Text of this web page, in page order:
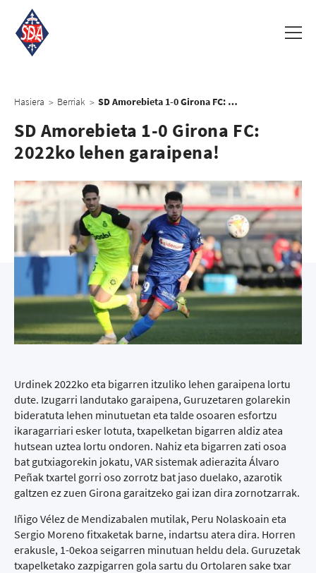
Hasiera > Berriak > SD Amorebieta 1-0 Girona FC: 2022ko lehen garaipena!
SD Amorebieta 1-0 Girona FC:
2022ko lehen garaipena!
Urdinek 2022ko eta bigarren itzuliko lehen garaipena lortu
dute. Izugarri landutako garaipena, Guruzetaren golarekin
bideratuta lehen minutuetan eta talde osoaren esfortzu
ikaragarriari esker lotuta, txapelketan bigarren aldiz atea
hutsean uztea lortu ondoren. Nahiz eta bigarren zati osoa
bat gutxiagorekin jokatu, VAR sistemak adierazita Álvaro
Peñak txartel gorri oso zorrotz bat jaso duelako, azarotik
galtzen ez zuen Girona garaitzeko gai izan dira zornotzarrak.
Iñigo Vélez de Mendizabalen mutilak, Peru Nolaskoain eta
Sergio Moreno fitxaketak barne, indartsu atera dira. Horren
erakusle, 1-0ekoa seigarren minutuan heldu dela. Guruzetak
txapelketako zazpigarren gola sartu du Ortolaren sake txar